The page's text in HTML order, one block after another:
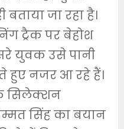
जा रहा है।
ट्रैक पर बेहोश
युवक उसे पानी
हुए नजर आ रहे हैं।
सिलेक्शन
सिंह का बयान